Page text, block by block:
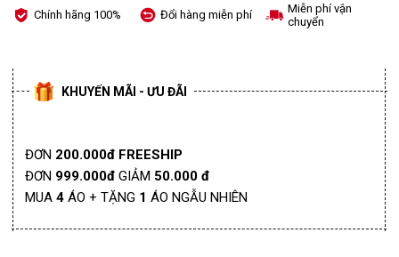
KHUYẾN MÃI - ƯU ĐÃI
ĐƠN 200.000đ FREESHIP
ĐƠN 999.000đ GIẢM 50.000 đ
MUA 4 ÁO + TẶNG 1 ÁO NGẪU NHIÊN
Chính hãng 100% Đổi hàng miễn phí
Miễn phí vận
chuyển